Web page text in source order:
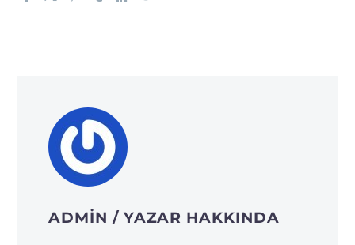
ADMIN / YAZAR HAKKINDA